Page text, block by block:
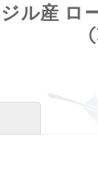
ル産 ロ